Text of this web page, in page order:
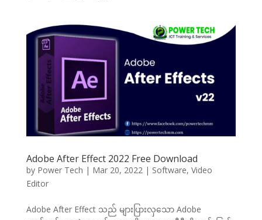
Adobe After Effect 2022 Free Download
by Power Tech | Mar 20, 2022 | Software, Video
Editor
Adobe After Effect သည် များပြားလှသော Adobe